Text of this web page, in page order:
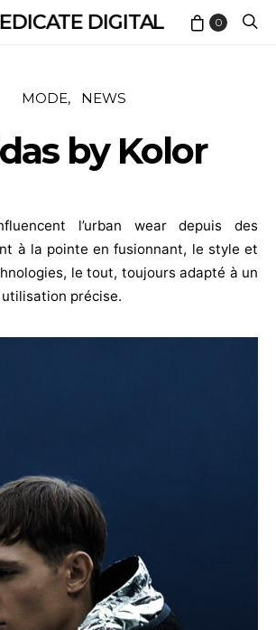
DIGITAL 0
MODE NEWS
by Kolor
l’urban wear depuis des
à la pointe en fusionnant, le style et
le tout, toujours adapté à un
précise.